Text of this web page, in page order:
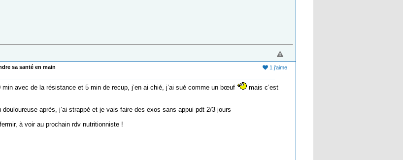
1 j'aime
sa santé en main
min avec de la résistance et 5 min de recup, j’en ai chié, j’ai sué comme un bœuf
mais c’est
douloureuse après, j’ai strappé et je vais faire des exos sans appui pdt 2/3 jours
à voir au prochain rdv nutritionniste !